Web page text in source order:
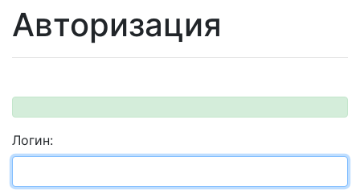
Авторизация
Логин: